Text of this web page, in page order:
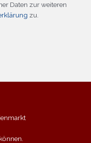
Daten zur weiteren
zu.